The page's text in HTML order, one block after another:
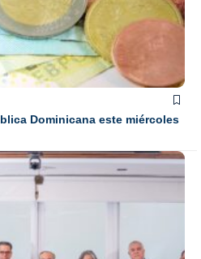
Dominicana este miércoles